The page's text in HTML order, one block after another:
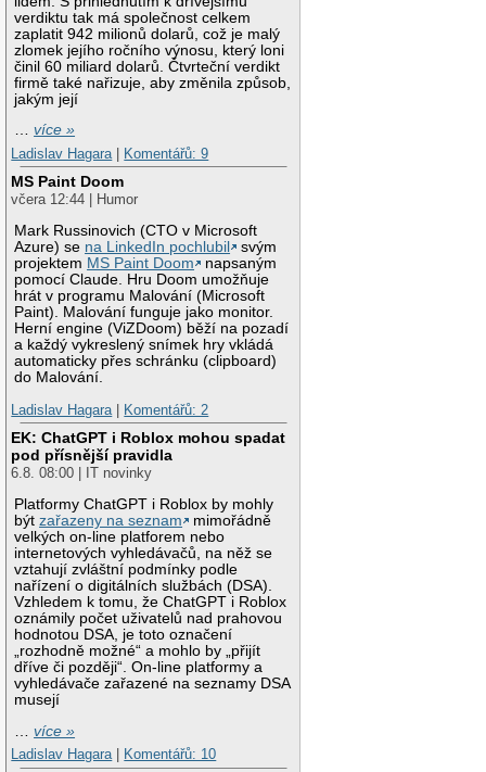
verdiktu tak má společnost celkem
zaplatit 942 milionů dolarů, což je malý
zlomek jejího ročního výnosu, který loni
činil 60 miliard dolarů. Čtvrteční verdikt
firmě také nařizuje, aby změnila způsob,
jakým její
…více »
Ladislav Hagara
Komentářů: 9
MS Paint Doom
včera 12:44 | Humor
Mark Russinovich (CTO v Microsoft
Azure) se na LinkedIn pochlubil
svým
projektem MS Paint Doom
napsaným
pomocí Claude. Hru Doom umožňuje
hrát v programu Malování (Microsoft
Paint). Malování funguje jako monitor.
Herní engine (ViZDoom) běží na pozadí
a každý vykreslený snímek hry vkládá
automaticky přes schránku (clipboard)
do Malování.
Ladislav Hagara
Komentářů: 2
EK: ChatGPT i Roblox mohou spadat
pod přísnější pravidla
6.8. 08:00 | IT novinky
Platformy ChatGPT i Roblox by mohly
býtzařazeny na seznam
mimořádně
velkých on-line platforem nebo
internetových vyhledávačů, na něž se
vztahují zvláštní podmínky podle
nařízení o digitálních službách (DSA).
Vzhledem k tomu, že ChatGPT i Roblox
oznámily počet uživatelů nad prahovou
hodnotou DSA, je toto označení
„rozhodně možné“ a mohlo by „přijít
dříve či později“. On-line platformy a
vyhledávače zařazené na seznamy DSA
musejí
…více »
Ladislav Hagara| Komentářů: 10